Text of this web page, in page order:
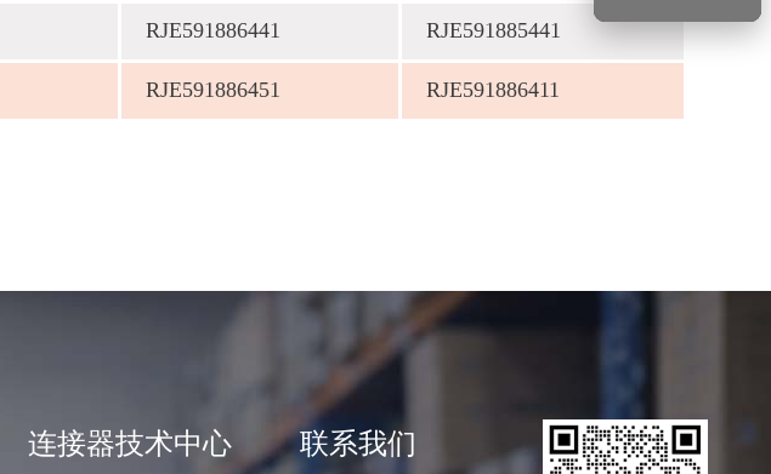
RJE591886441 RJE591885441
RJE591886451 RJE591886411
连接器技术中心 联系我们